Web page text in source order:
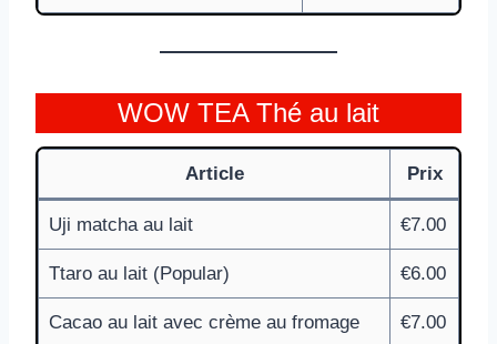
WOW TEA Thé au lait
Article Prix
Uji matcha au lait €7.00
Ttaro au lait (Popular) €6.00
Cacao au lait avec crème au fromage €7.00